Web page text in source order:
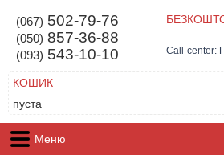
(067) 502-79-76
(050) 857-36-88
(093) 543-10-10 Call-center:
КОШИК
пуста
Меню